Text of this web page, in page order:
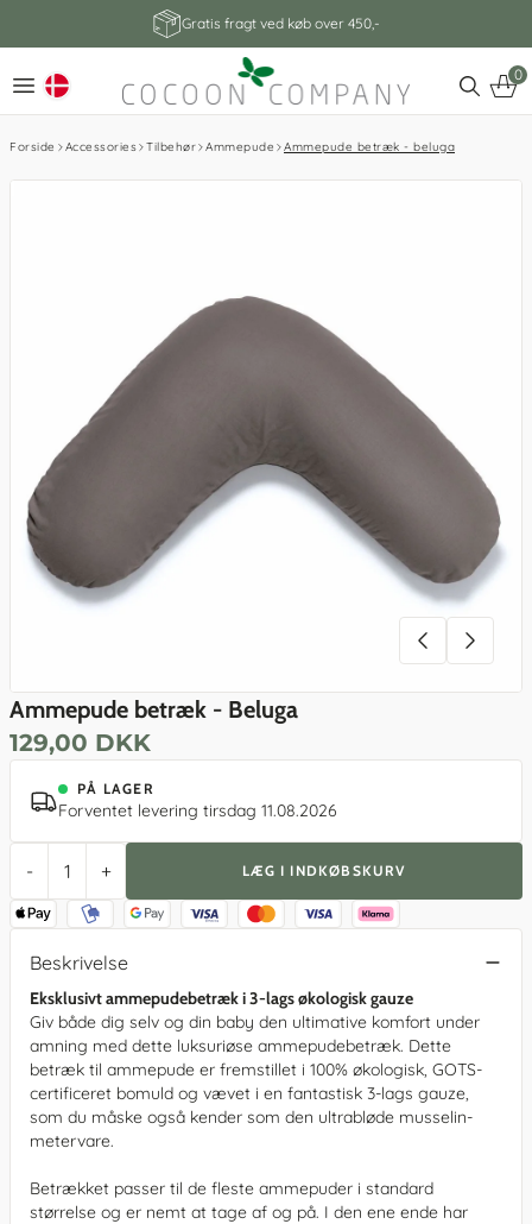
Gratis fragt ved køb over 450,-
0
Forside Accessories Tilbehør Ammepude Ammepude betræk - beluga
Ammepude betræk - Beluga
129,00 DKK
PÅ LAGER
Forventet levering tirsdag 11.08.2026
- + LÆG I INDKØBSKURV
Beskrivelse
Eksklusivt ammepudebetræk i 3-lags økologisk gauze
Giv både dig selv og din baby den ultimative komfort under
amning med dette luksuriøse ammepudebetræk. Dette
betræk til ammepude er fremstillet i 100% økologisk, GOTS-
certificeret bomuld og vævet i en fantastisk 3-lags gauze,
som du måske også kender som den ultrabløde musselin-
metervare.
Betrækket passer til de fleste ammepuder i standard
størrelse og er nemt at tage af og på. I den ene ende har